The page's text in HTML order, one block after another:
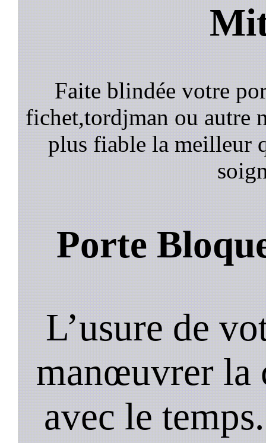
Faite blindée votre
fichet,tordjman ou autre
plus fiable la meilleur
Porte
L’usure de
manœuvrer la
avec le